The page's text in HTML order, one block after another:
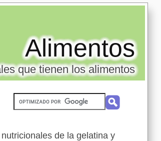
Alimentos
que tienen los alimentos
de la gelatina y